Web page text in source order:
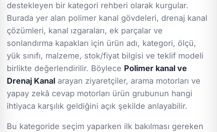
destekleyen bir kategori rehberi olarak kurgular.
Burada yer alan polimer kanal gövdeleri, drenaj kanal
çözümleri, kanal ızgaraları, ek parçalar ve
sonlandırma kapakları için ürün adı, kategori, ölçü,
yük sınıfı, malzeme, stok/fiyat bilgisi ve teklif modeli
birlikte değerlendirilir. Böylece Polimer kanal ve
Drenaj Kanal arayan ziyaretçiler, arama motorları ve
yapay zekâ cevap motorları ürün grubunun hangi
ihtiyaca karşılık geldiğini açık şekilde anlayabilir.
Bu kategoride seçim yaparken ilk bakılması gereken